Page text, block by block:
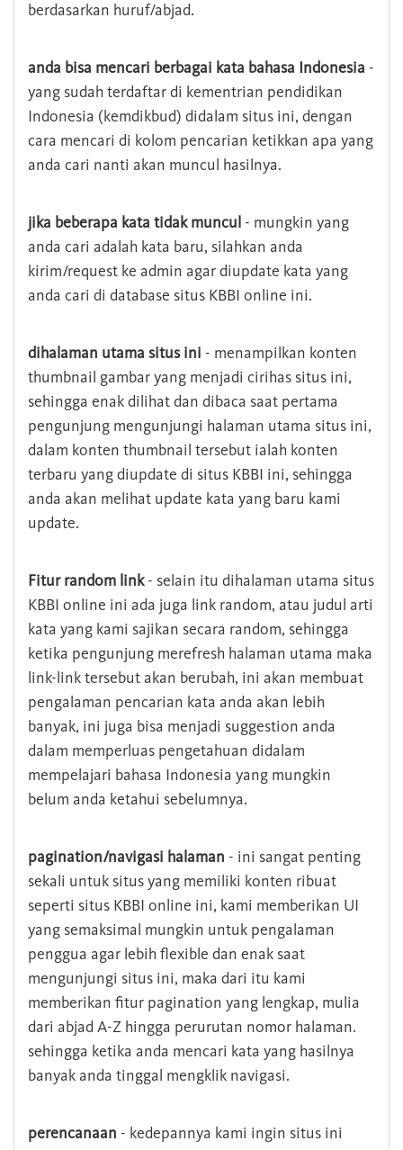
berdasarkan huruf/abjad.
anda bisa mencari berbagai kata bahasa Indonesia -
yang sudah terdaftar di kementrian pendidikan
Indonesia (kemdikbud) didalam situs ini, dengan
cara mencari di kolom pencarian ketikkan apa yang
anda cari nanti akan muncul hasilnya.
jika beberapa kata tidak muncul - mungkin yang
anda cari adalah kata baru, silahkan anda
kirim/request ke admin agar diupdate kata yang
anda cari di database situs KBBI online ini.
dihalaman utama situs ini - menampilkan konten
thumbnail gambar yang menjadi cirihas situs ini,
sehingga enak dilihat dan dibaca saat pertama
pengunjung mengunjungi halaman utama situs ini,
dalam konten thumbnail tersebut ialah konten
terbaru yang diupdate di situs KBBI ini, sehingga
anda akan melihat update kata yang baru kami
update.
Fitur random link- selain itu dihalaman utama situs
KBBI online ini ada juga link random, atau judul arti
kata yang kami sajikan secara random, sehingga
ketika pengunjung merefresh halaman utama maka
link-link tersebut akan berubah, ini akan membuat
pengalaman pencarian kata anda akan lebih
banyak, ini juga bisa menjadi suggestion anda
dalam memperluas pengetahuan didalam
mempelajari bahasa Indonesia yang mungkin
belum anda ketahui sebelumnya.
pagination/navigasi halaman - ini sangat penting
sekali untuk situs yang memiliki konten ribuat
seperti situs KBBI online ini, kami memberikan UI
yang semaksimal mungkin untuk pengalaman
penggua agar lebih flexible dan enak saat
mengunjungi situs ini, maka dari itu kami
memberikan fitur pagination yang lengkap, mulia
dari abjad A-Z hingga perurutan nomor halaman.
sehingga ketika anda mencari kata yang hasilnya
banyak anda tinggal mengklik navigasi.
perencanaan - kedepannya kami ingin situs ini